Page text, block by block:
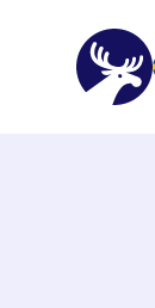
46elks